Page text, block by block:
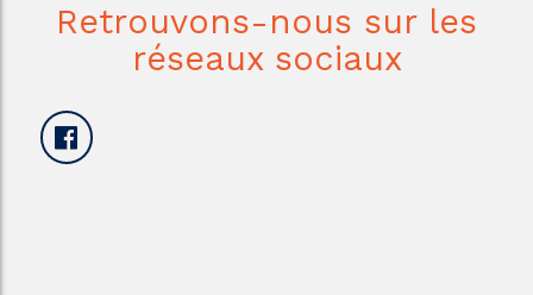
Retrouvons-nous sur les
réseaux sociaux